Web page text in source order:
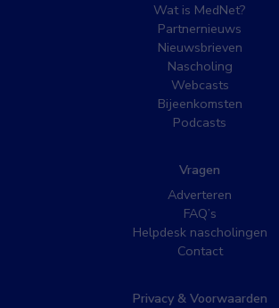
Wat is MedNet?
Partnernieuws
Nieuwsbrieven
Nascholing
Webcasts
Bijeenkomsten
Podcasts
Vragen
Adverteren
FAQ’s
Helpdesk nascholingen
Contact
Privacy & Voorwaarden